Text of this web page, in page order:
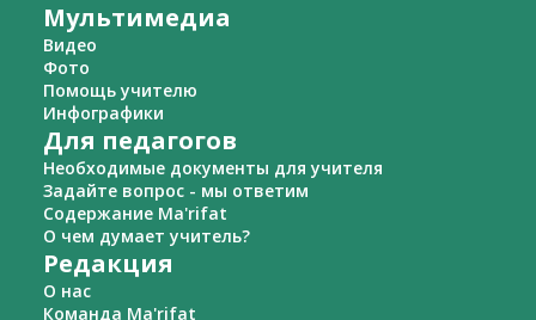
Мультимедиа
Видео
Фото
Помощь учителю
Инфографики
Для педагогов
Необходимые документы для учителя
Задайте вопрос - мы ответим
Содержание Ma'rifat
О чем думает учитель?
Редакция
О нас
Команда Ma'rifat